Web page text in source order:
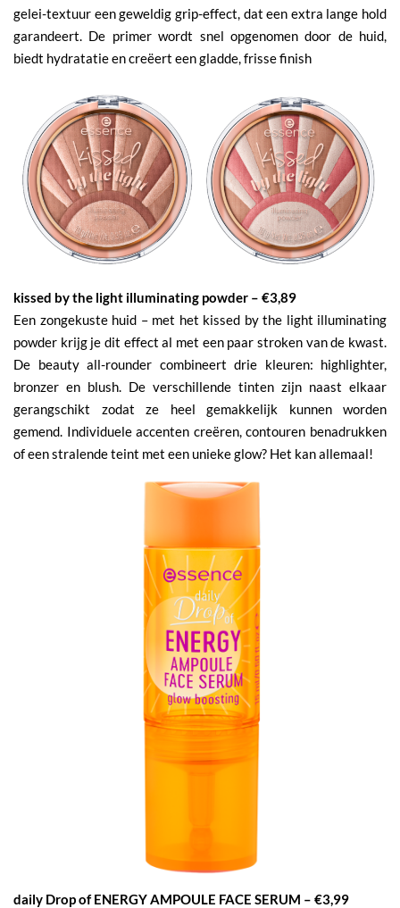
gelei-textuur een geweldig grip-effect, dat een extra lange hold
garandeert. De primer wordt snel opgenomen door de huid,
biedt hydratatie en creëert een gladde, frisse finish
kissed by the light illuminating powder – €3,89
Een zongekuste huid – met het kissed by the light illuminating
powder krijg je dit effect al met een paar stroken van de kwast.
De beauty all-rounder combineert drie kleuren: highlighter,
bronzer en blush. De verschillende tinten zijn naast elkaar
gerangschikt zodat ze heel gemakkelijk kunnen worden
gemend. Individuele accenten creëren, contouren benadrukken
of een stralende teint met een unieke glow? Het kan allemaal!
daily Drop of ENERGY AMPOULE FACE SERUM – €3,99